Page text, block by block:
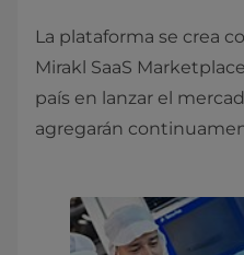
La plataforma se crea
Mirakl SaaS
país en lanzar el
agregarán